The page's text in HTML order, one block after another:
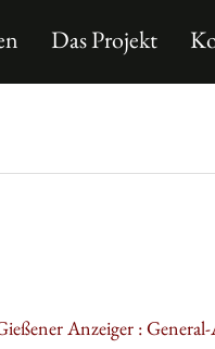
Das Projekt
Anzeiger :